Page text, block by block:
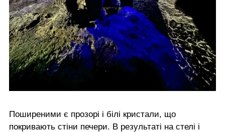
Поширеними є прозорі і білі кристали, що
покривають стіни печери. В результаті на стелі і